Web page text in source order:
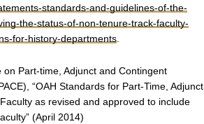
standards-and-guidelines-of-the-
the-status-of-non-tenure-track-faculty-
for-history-departments.
on Part-time, Adjunct and Contingent
“OAH Standards for Part-Time, Adjunct
as revised and approved to include
(April 2014)